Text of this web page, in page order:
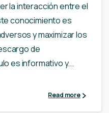
la interacción entre el
conocimiento es
y maximizar los
de
es informativo y...
Read more